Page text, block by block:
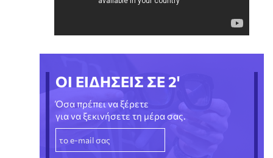
ΟΙ ΕΙΔΗΣΕΙΣ ΣΕ 2'
Όσα πρέπει να ξέρετε
για να ξεκινήσετε τη μέρα σας.